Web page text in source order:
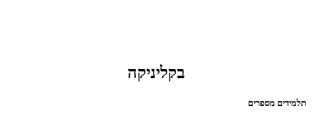
בקליניקה
תלמידים מספרים